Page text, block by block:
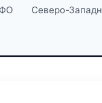
Северо-